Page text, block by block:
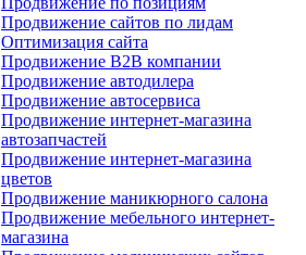
Продвижение сайтов по лидам
Оптимизация сайта
Продвижение B2B компании
Продвижение автодилера
Продвижение автосервиса
Продвижение интернет-магазина
автозапчастей
Продвижение интернет-магазина
цветов
Продвижение маникюрного салона
Продвижение мебельного интернет-
магазина